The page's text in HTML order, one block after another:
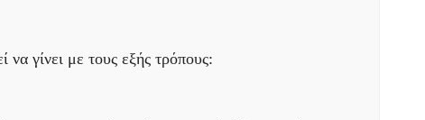
γίνει με τους εξής τρόπους: